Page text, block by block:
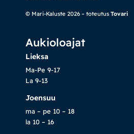
© Mari-Kaluste 2026 – toteutus Tovari
Aukioloajat
Lieksa
Ma-Pe 9-17
La 9-13
Joensuu
ma – pe 10 – 18
la 10 – 16